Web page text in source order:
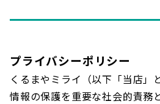
プライバシーポリシー
くるまやミライ（以下「当店」
情報の保護を重要な社会的責務